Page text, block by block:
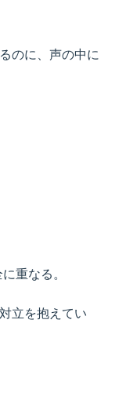
のに、声の中に
重なる。
立を抱えてい